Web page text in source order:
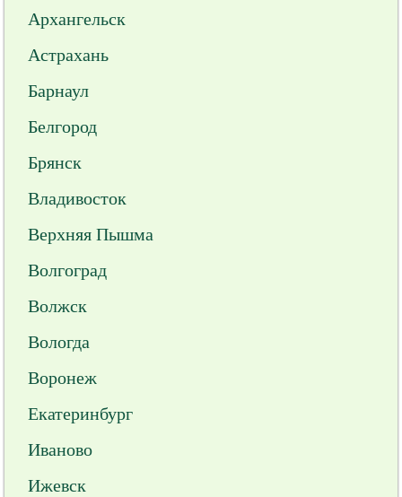
Архангельск
Астрахань
Барнаул
Белгород
Брянск
Владивосток
Верхняя Пышма
Волгоград
Волжск
Вологда
Воронеж
Екатеринбург
Иваново
Ижевск